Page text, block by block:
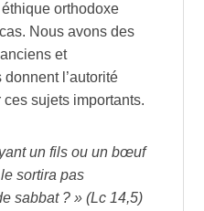
orthodoxe
Nous avons des
et
l’autorité
sujets importants.
un fils ou un bœuf
sortira pas
sabbat ? » (Lc 14,5)